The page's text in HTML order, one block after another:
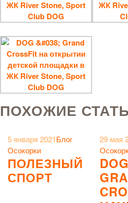
ПОХОЖИЕ
5 января 2021Блог
Осокорки
ПОЛЕЗНЫЙ
СПОРТ
29 мая